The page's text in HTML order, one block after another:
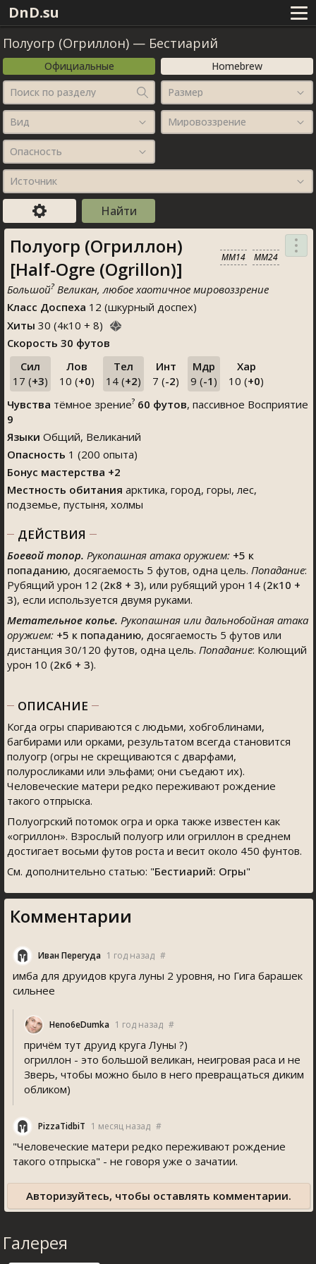
DnD.su
Полуогр (Огриллон) — Бестиарий
Официальные
Homebrew
Поиск по разделу
Размер
Вид Мировоззрение
Опасность
Источник
Полуогр (Огриллон)
[Half-Ogre (Ogrillon)]
MM14 MM24
Большой?Великан, любое хаотичное мировоззрение
Класс Доспеха 12 (шкурный доспех)
Хиты 30 (4к10 + 8)
Скорость 30 футов
Сил
17 (+3)
Лов
10 (+0)
Тел
14 (+2)
Инт
7 (-2)
Мдр
9 (-1 )
Хар
10 (+0)
Чувства тёмное зрение? 60 футов, пассивное Восприятие
9
Языки Общий, Великаний
Опасность 1 (200 опыта)
Бонус мастерства +2
Местность обитания арктика, город, горы, лес,
подземье, пустыня, холмы
ДЕЙСТВИЯ
Боевой топор. Рукопашная атака оружием: +5 к
попаданию, досягаемость 5 футов, одна цель. Попадание:
Рубящий урон 12 (2к8 + 3), или рубящий урон 14 (2к10 +
3), если используется двумя руками.
Метательное копье. Рукопашная или дальнобойная атака
оружием: +5 к попаданию, досягаемость 5 футов или
дистанция 30/120 футов, одна цель. Попадание: Колющий
урон 10 (2к6 + 3).
ОПИСАНИЕ
Когда огры спариваются с людьми, хобгоблинами,
багбирами или орками, результатом всегда становится
полуогр (огры не скрещиваются с дварфами,
полуросликами или эльфами; они съедают их).
Человеческие матери редко переживают рождение
такого отпрыска.
Полуогрский потомок огра и орка также известен как
«огриллон». Взрослый полуогр или огриллон в среднем
достигает восьми футов роста и весит около 450 фунтов.
См. дополнительно статью: "Бестиарий: Огры"
Комментарии
Иван Перегуда 1 год назад #
имба для друидов круга луны 2 уровня, но Гига барашек
сильнее
Heno6eDumka 1 год назад #
причём тут друид круга Луны ?)
огриллон - это большой великан, неигровая раса и не
Зверь, чтобы можно было в него превращаться диким
обликом)
PizzaTidbiT 1 месяц назад #
"Человеческие матери редко переживают рождение
такого отпрыска" - не говоря уже о зачатии.
Авторизуйтесь, чтобы оставлять комментарии.
Галерея